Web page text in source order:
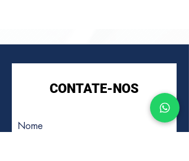
CONTATE-NOS
Nome